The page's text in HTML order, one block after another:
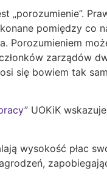
„porozumienie”.
pomiędzy co
Porozumieniem
zarządów
się bowiem tak
” UOKiK
wysokość płac